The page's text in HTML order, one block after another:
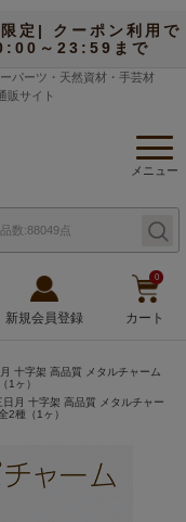
定| クーポン利用で
～23:59まで
パーツ・天然資材・手芸材
販サイト
メニュー
新規会員登録
0
カート
十字架 高品質 メタルチャーム
1ヶ）
月 十字架 高品質 メタルチャー
2種（1ヶ）